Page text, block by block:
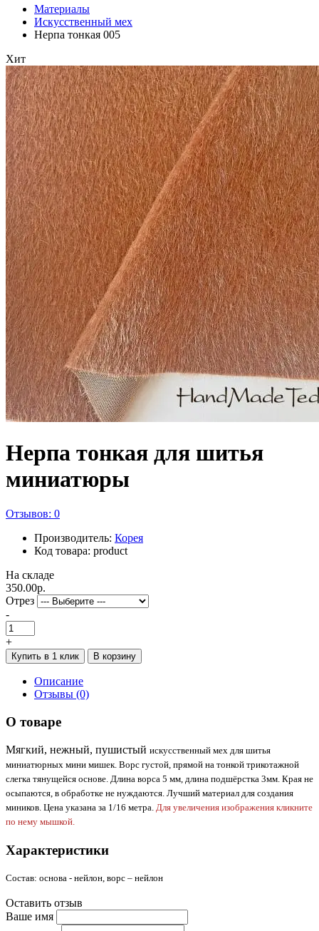
Материалы
Искусственный мех
Нерпа тонкая 005
Хит
Нерпа тонкая для шитья
миниатюры
Отзывов: 0
Производитель: Корея
Код товара: product
На складе
350.00р.
Отрез
-
+
Купить в 1 клик В корзину
Описание
Отзывы (0)
О товаре
Мягкий, нежный, пушистый искусственный мех для шитья
миниатюрных мини мишек. Ворс густой, прямой на тонкой трикотажной
слегка тянущейся основе. Длина ворса 5 мм, длина подшёрстка 3мм. Края не
осыпаются, в обработке не нуждаются. Лучший материал для создания
миников. Цена указана за 1/16 метра. Для увеличения изображения кликните
по нему мышкой.
Характеристики
Состав: основа - нейлон, ворс – нейлон
Оставить отзыв
Ваше имя